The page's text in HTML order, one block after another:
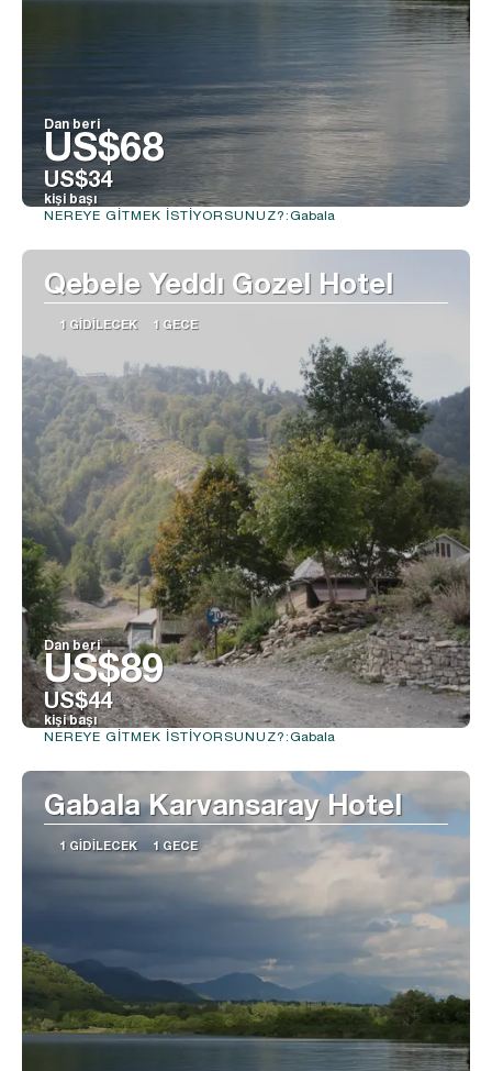
Dan beri
US$68
US$34
kişi başı
NEREYE GITMEK ISTIYORSUNUZ?: Gabala
Qebele Yeddı Gozel Hotel
1 GIDILECEK 1 GECE
Dan beri
US$89
US$44
kişi başı
NEREYE GITMEK ISTIYORSUNUZ?: Gabala
Gabala Karvansaray Hotel
1 GIDILECEK 1 GECE